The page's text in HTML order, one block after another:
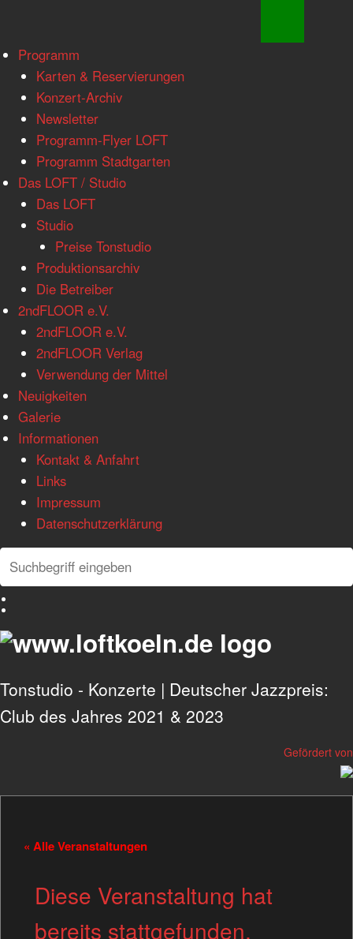
www.loftkoeln.de
navigation
Skip
content
Programm
Karten & Reservierungen
Konzert-Archiv
Newsletter
Programm-Flyer LOFT
Programm Stadtgarten
Das LOFT / Studio
Das LOFT
Studio
Preise Tonstudio
Produktionsarchiv
Die Betreiber
2ndFLOOR e.V.
2ndFLOOR e.V.
2ndFLOOR Verlag
Verwendung der Mittel
Neuigkeiten
Galerie
Informationen
Kontakt & Anfahrt
Links
Impressum
Datenschutzerklärung
Search
Search
Tonstudio - Konzerte | Deutscher Jazzpreis:
Club des Jahres 2021 & 2023
Gefördert von
« Alle Veranstaltungen
Diese Veranstaltung hat
bereits stattgefunden.